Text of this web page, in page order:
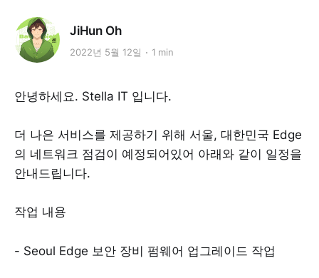
JiHun Oh
2022년 5월 12일 1 min
안녕하세요. Stella IT 입니다.
더 나은 서비스를 제공하기 위해 서울, 대한민국 Edge
의 네트워크 점검이 예정되어있어 아래와 같이 일정을
안내드립니다.
작업 내용
- Seoul Edge 보안 장비 펌웨어 업그레이드 작업